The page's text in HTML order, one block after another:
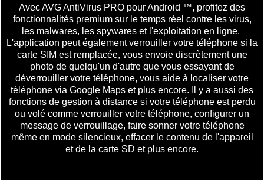
Avec AVG AntiVirus PRO pour Android ™, profitez des
fonctionnalités premium sur le temps réel contre les virus,
les malwares, les spywares et l'exploitation en ligne.
L'application peut également verrouiller votre téléphone si la
carte SIM est remplacée, vous envoie discrètement une
photo de quelqu'un d'autre que vous essayant de
déverrouiller votre téléphone, vous aide à localiser votre
téléphone via Google Maps et plus encore. Il y a aussi des
fonctions de gestion à distance si votre téléphone est perdu
ou volé comme verrouiller votre téléphone, configurer un
message de verrouillage, faire sonner votre téléphone
même en mode silencieux, effacer le contenu de l'appareil
et de la carte SD et plus encore.